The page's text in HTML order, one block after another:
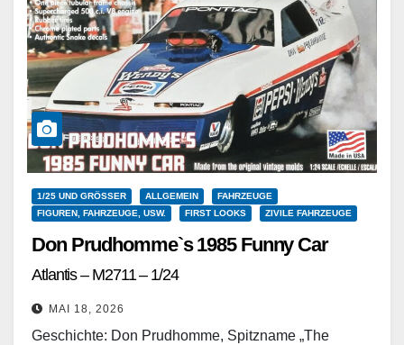
1/25 UND GRÖSSER ALLGEMEIN
FAHRZEUGE
FIGUREN, FAHRZEUGE, USW.
FIRST LOOKS ZIVILE FAHRZEUGE
Don Prudhomme`s 1985 Funny Car
Atlantis – M2711 – 1/24
MAI 18, 2026
Geschichte: Don Prudhomme, Spitzname „The